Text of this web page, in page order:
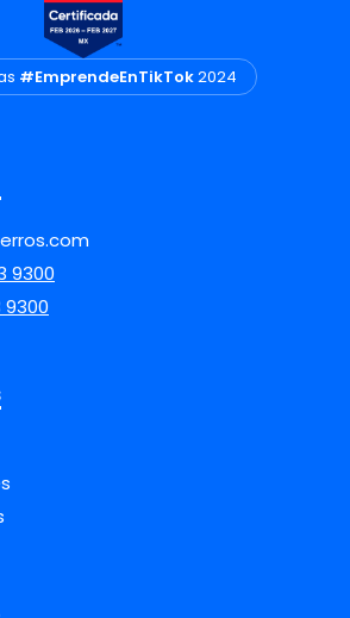
#EmprendeEnTikTok2024
9300
9300